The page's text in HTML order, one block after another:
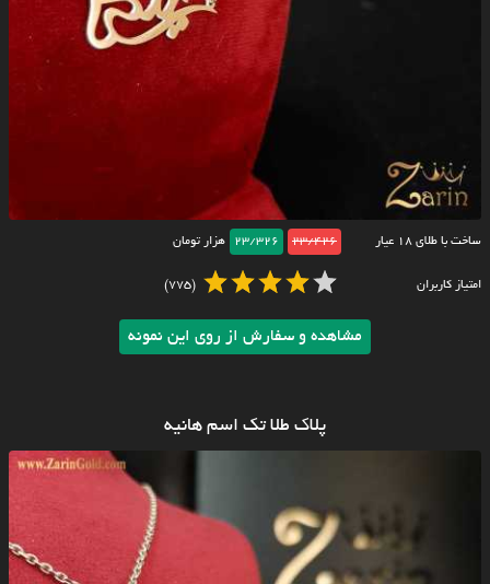
ساخت با طلای ۱۸ عیار 23/426
23/326 هزار تومان
امتیاز کاربران (775)
مشاهده و سفارش از روی این نمونه
پلاک طلا تک اسم هانیه